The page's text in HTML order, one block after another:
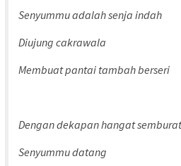
Senyummu adalah senja indah
Diujung cakrawala
Membuat pantai tambah berseri
Dengan dekapan hangat
Senyummu datang